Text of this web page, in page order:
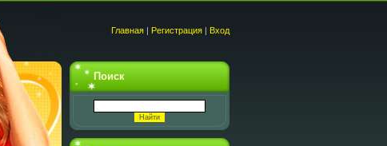
Главная | Регистрация | Вход
Поиск